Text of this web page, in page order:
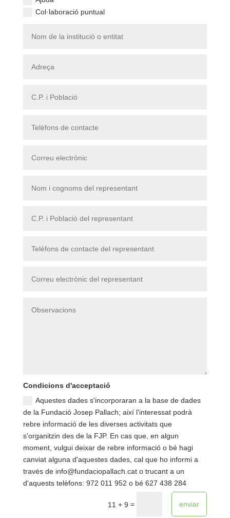
Col·laboració puntual
Condicions d'acceptació
Aquestes dades s'incorporaran a la base de dades
de la Fundació Josep Pallach; així l'interessat podrà
rebre informació de les diverses activitats que
s'organitzin des de la FJP. En cas que, en algun
moment, vulgui deixar de rebre informació o bé hagi
canviat alguna d'aquestes dades, cal que ho informi a
través de info@fundaciopallach.cat o trucant a un
d'aquests telèfons: 972 011 952 o bé 627 438 284
11 + 9 = enviar